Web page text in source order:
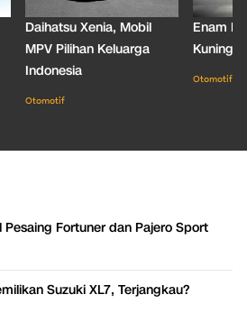
Daihatsu Xenia, Mobil
MPV Pilihan Keluarga
Indonesia
Otomotif
Enam
Kuning
Otomotif
Pesaing Fortuner dan Pajero Sport
Suzuki XL7, Terjangkau?